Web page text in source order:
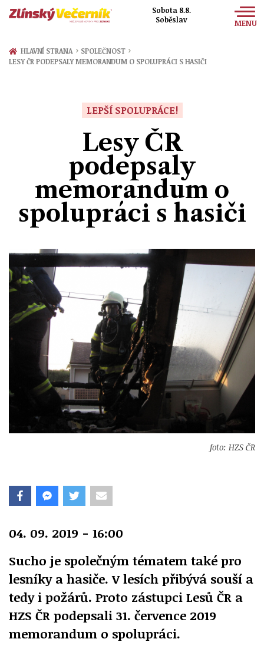
Sobota 8.8.
Soběslav
MENU
Zprávy
HLAVNÍ STRANA › SPOLEČNOST ›
LESY ČR PODEPSALY MEMORANDUM O SPOLUPRÁCI S HASIČI
LEPŠÍ SPOLUPRÁCE!
Lesy ČR
podepsaly
memorandum o
spolupráci s hasiči
foto: HZS ČR
04. 09. 2019 - 16:00
Sucho je společným tématem také pro
lesníky a hasiče. V lesích přibývá souší a
tedy i požárů. Proto zástupci Lesů ČR a
HZS ČR podepsali 31. července 2019
memorandum o spolupráci.